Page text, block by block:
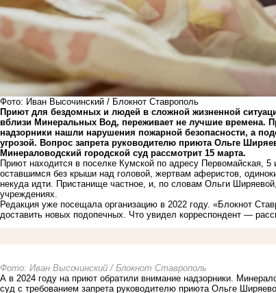
Фото: Иван Высочинский / Блокнот Ставрополь
Приют для бездомных и людей в сложной жизненной
вблизи Минеральных Вод, переживает не лучшие времена.
надзорники нашли нарушения пожарной безопасности, а
угрозой. Вопрос запрета руководителю приюта Ольге
Минераловодский городской суд рассмотрит 15 марта.
Приют находится в поселке Кумской по адресу Первомайская,
оставшимся без крыши над головой, жертвам аферистов,
некуда идти. Пристанище частное, и, по словам Ольги
учреждениях.
Редакция уже посещала организацию в 2022 году. «Блокнот
доставить новых подопечных. Что увидел корреспондент —
Фото: Иван Высочинский / Блокнот Ставрополь
А в 2024 году на приют обратили внимание надзорники.
суд с требованием запрета руководителю приюта Ольге